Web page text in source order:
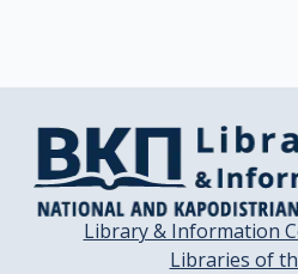
Library & Information
Libraries of